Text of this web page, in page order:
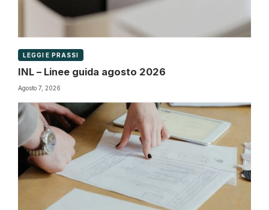
LEGGI E PRASSI
INL – Linee guida agosto 2026
Agosto 7, 2026